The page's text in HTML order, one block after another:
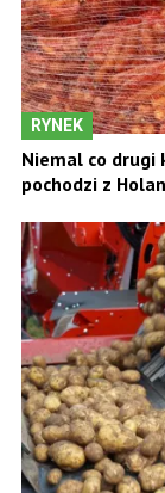
RYNEK
Niemal co
pochodzi z